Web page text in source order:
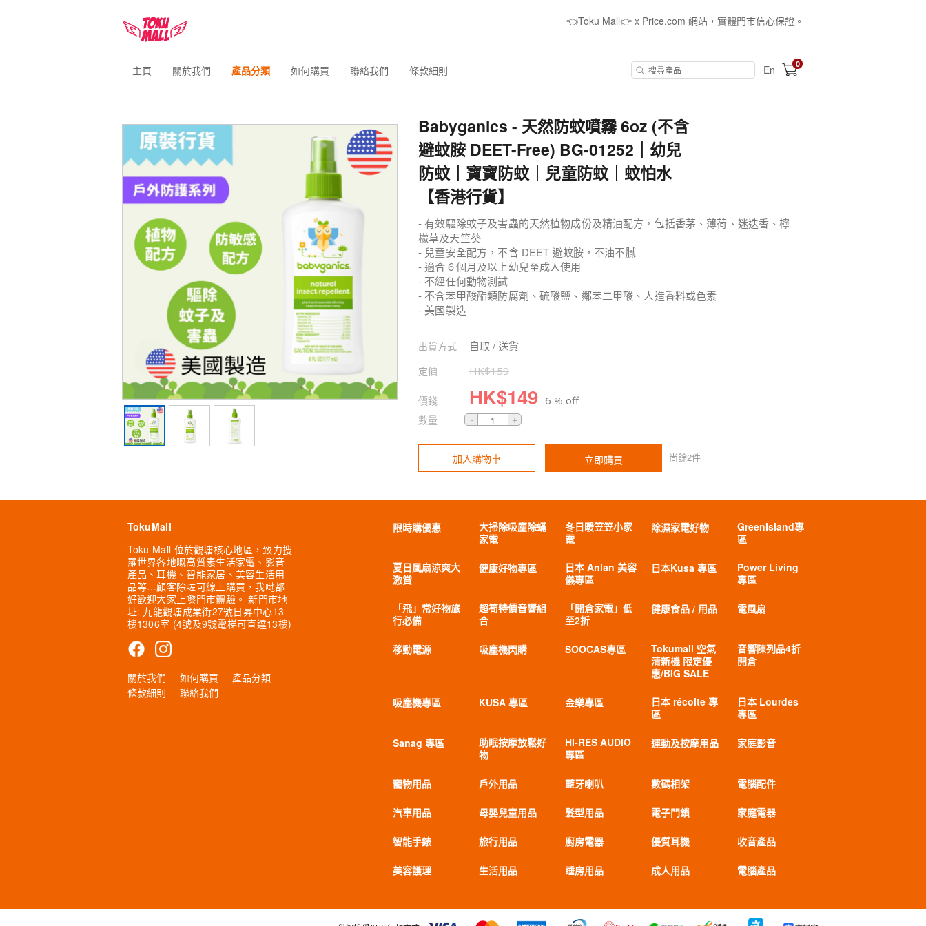
👈Toku Mall👉 x Price.com 網站，實體門市信心保證。
主頁 關於我們 產品分類 如何購買 聯絡我們 條款細則 En 0
Babyganics - 天然防蚊噴霧 6oz (不含
避蚊胺 DEET-Free) BG-01252｜幼兒
防蚊｜寶寶防蚊｜兒童防蚊｜蚊怕水
【香港行貨】
- 有效驅除蚊子及害蟲的天然植物成份及精油配方，包括香茅、薄荷、迷迭香、檸
檬草及天竺葵
- 兒童安全配方，不含 DEET 避蚊胺，不油不膩
- 適合６個月及以上幼兒至成人使用
- 不經任何動物測試
- 不含苯甲酸酯類防腐劑、硫酸鹽、鄰苯二甲酸、人造香料或色素
- 美國製造
出貨方式 自取 / 送貨
定價 HK$159
價錢 HK$149 6 % off
數量
加入購物車 立即購買 尚餘2件
TokuMall
Toku Mall 位於觀塘核心地區，致力搜
羅世界各地嘅高質素生活家電、影音
產品、耳機、智能家居、美容生活用
品等…顧客除咗可線上購買，我哋都
好歡迎大家上嚟門市體驗。 新門市地
址: 九龍觀塘成業街27號日昇中心13
樓1306室 (4號及9號電梯可直達13樓)
關於我們 如何購買
產品分類
條款細則
聯絡我們
限時購優惠
大掃除吸塵除蟎
家電
冬日暖笠笠小家
電
除濕家電好物
GreenIsland專
區
夏日風扇涼爽大
激賞
健康好物專區
日本 Anlan 美容
儀專區
日本Kusa 專區
Power Living
專區
「飛」常好物旅
行必備
超筍特價音響組
合
「開倉家電」低
至2折
健康食品 / 用品 電風扇
移動電源 吸塵機閃購 SOOCAS專區
Tokumall 空氣
清新機 限定優
惠/BIG SALE
音響陳列品4折
開倉
吸塵機專區 KUSA 專區 金樂專區
日本 récolte 專
區
日本 Lourdes
專區
Sanag 專區
助眠按摩放鬆好
物
HI-RES AUDIO
專區
運動及按摩用品 家庭影音
寵物用品 戶外用品 藍牙喇叭 數碼相架 電腦配件
汽車用品 母嬰兒童用品 髮型用品 電子門鎖 家庭電器
智能手錶 旅行用品 廚房電器 優質耳機 收音產品
美容護理 生活用品 睡房用品 成人用品 電腦產品